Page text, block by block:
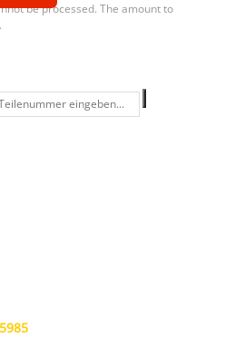
be processed. The amount to
/5
5985